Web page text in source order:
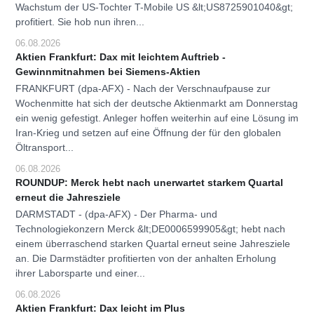
Wachstum der US-Tochter T-Mobile US &lt;US8725901040&gt;
profitiert. Sie hob nun ihren...
06.08.2026
Aktien Frankfurt: Dax mit leichtem Auftrieb -
Gewinnmitnahmen bei Siemens-Aktien
FRANKFURT (dpa-AFX) - Nach der Verschnaufpause zur
Wochenmitte hat sich der deutsche Aktienmarkt am Donnerstag
ein wenig gefestigt. Anleger hoffen weiterhin auf eine Lösung im
Iran-Krieg und setzen auf eine Öffnung der für den globalen
Öltransport...
06.08.2026
ROUNDUP: Merck hebt nach unerwartet starkem Quartal
erneut die Jahresziele
DARMSTADT - (dpa-AFX) - Der Pharma- und
Technologiekonzern Merck &lt;DE0006599905&gt; hebt nach
einem überraschend starken Quartal erneut seine Jahresziele
an. Die Darmstädter profitierten von der anhalten Erholung
ihrer Laborsparte und einer...
06.08.2026
Aktien Frankfurt: Dax leicht im Plus